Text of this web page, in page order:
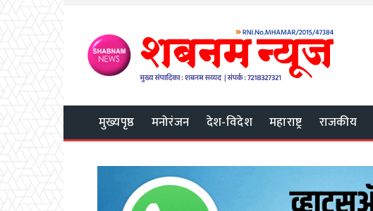
मुख्यपृष्ठ मनोरंजन देश-विदेश महाराष्ट्र राजकीय